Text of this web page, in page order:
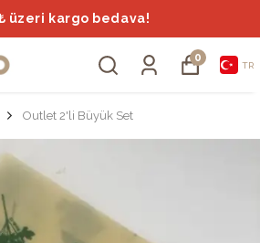
üzeri kargo bedava!
0
TR
Outlet 2'li Büyük Set